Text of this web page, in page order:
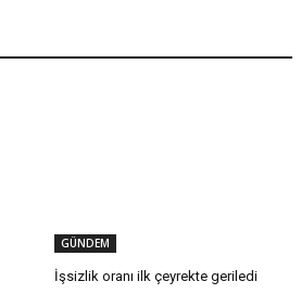
GÜNDEM
İşsizlik oranı ilk çeyrekte geriledi